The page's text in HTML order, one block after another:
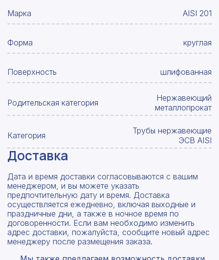
Марка AISI 201
Форма круглая
Поверхность шлифованная
Родительская категория
Нержавеющий
металлопрокат
Категория
Трубы нержавеющие
ЭСВ AISI
Доставка
Дата и время доставки согласовываются с вашим
менеджером, и вы можете указать
предпочтительную дату и время. Доставка
осуществляется ежедневно, включая выходные и
праздничные дни, а также в ночное время по
договоренности. Если вам необходимо изменить
адрес доставки, пожалуйста, сообщите новый адрес
менеджеру после размещения заказа.